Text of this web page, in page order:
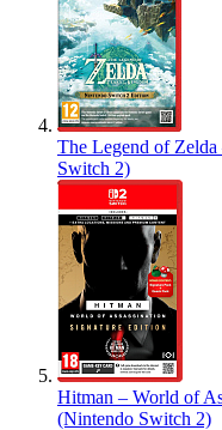
The Legend of
Switch 2)
Hitman – World of
(Nintendo Switch 2)